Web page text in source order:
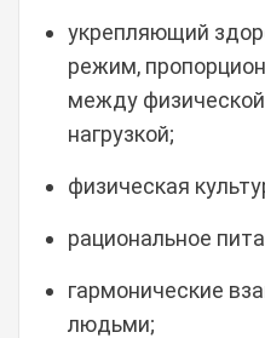
укрепляющий
режим,
между
нагрузкой;
физическая
рациональное
гармонические
людьми;